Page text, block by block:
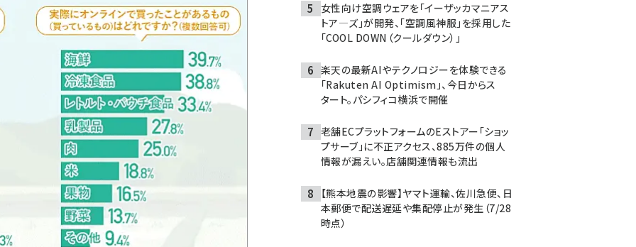
女性向け空調ウェアを「イーザッカマニアス
トア―ズ」が開発、「空調風神服」を採用した
「COOL DOWN（クールダウン）」
楽天の最新AIやテクノロジーを体験できる
「Rakuten AI Optimism」、今日からス
タート。パシフィコ横浜で開催
老舗ECプラットフォームのEストアー「ショッ
プサーブ」に不正アクセス、885万件の個人
情報が漏えい。店舗関連情報も流出
【熊本地震の影響】ヤマト運輸、佐川急便、日
本郵便で配送遅延や集配停止が発生（7/28
時点）